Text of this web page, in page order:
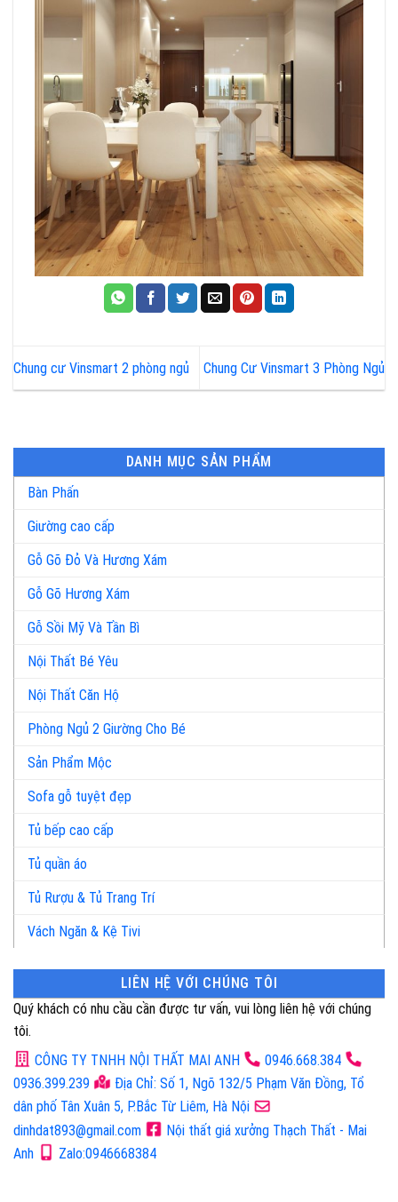
Chung cư Vinsmart 2 phòng ngủ Chung Cư Vinsmart 3 Phòng Ngủ
DANH MỤC SẢN PHẨM
Bàn Phấn
Giường cao cấp
Gỗ Gõ Đỏ Và Hương Xám
Gỗ Gõ Hương Xám
Gỗ Sồi Mỹ Và Tần Bì
Nội Thất Bé Yêu
Nội Thất Căn Hộ
Phòng Ngủ 2 Giường Cho Bé
Sản Phẩm Mộc
Sofa gỗ tuyệt đẹp
Tủ bếp cao cấp
Tủ quần áo
Tủ Rượu & Tủ Trang Trí
Vách Ngăn & Kệ Tivi
LIÊN HỆ VỚI CHÚNG TÔI
Quý khách có nhu cầu cần được tư vấn, vui lòng liên hệ với chúng
tôi.
CÔNG TY TNHH NỘI THẤT MAI ANH
0946.668.384
0936.399.239
Địa Chỉ: Số 1, Ngõ 132/5 Phạm Văn Đồng, Tổ
dân phố Tân Xuân 5, P.Bắc Từ Liêm, Hà Nội
dinhdat893@gmail.com
Nội thất giá xưởng Thạch Thất - Mai
Anh
Zalo:0946668384